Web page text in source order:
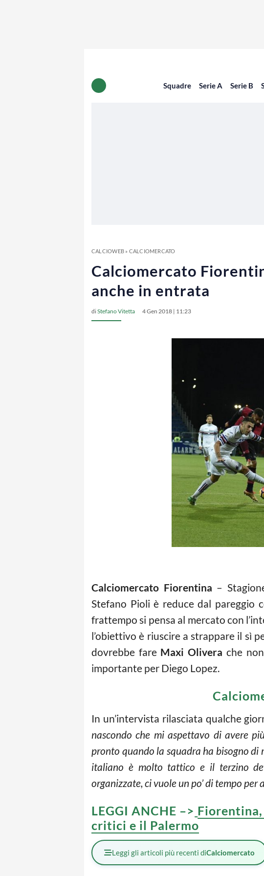
Squadre Serie A Serie B
CALCIOWEB» CALCIOMERCATO
Calciomercato
anche in entrata
diStefano Vitetta 4 Gen 2018 | 11:23
Calciomercato Fiorentina –
Stefano Pioli è reduce dal pareggio
frattempo si pensa al mercato con
l’obiettivo è riuscire a strappare il sì
dovrebbe fare Maxi Olivera che
importante per Diego Lopez.
In un’intervista rilasciata qualche
nascondo che mi aspettavo di avere
pronto quando la squadra ha bisogno di
italiano è molto tattico e il terzino
organizzate, ci vuole un po’ di tempo per
LEGGI ANCHE –>
critici e il Palermo
Leggi gli articoli più recenti diCalciomercato